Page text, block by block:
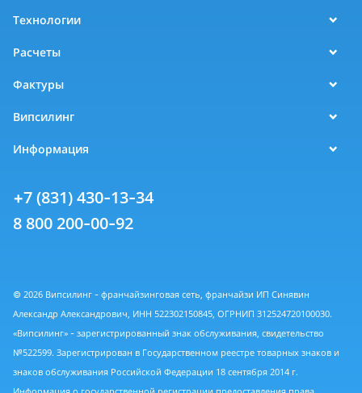
Технологии
Расчеты
Фактуры
Випсилинг
Информация
+7 (831) 430-13-34
8 800 200-00-92
© 2026 Випсилинг - франчайзинговая сеть, франчайзи ИП Синявин
Александр Александрович, ИНН 522302150845, ОГРНИП 312524720100030.
«Випсилинг» - зарегистрированный знак обслуживания, свидетельство
№522599. Зарегистрирован в Государственном реестре товарных знаков и
знаков обслуживания Российской Федерации 18 сентября 2014 г.